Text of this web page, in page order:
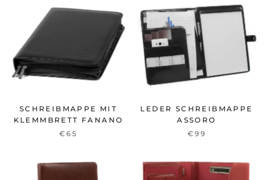
SCHREIBMAPPE MIT
KLEMMBRETT FANANO
€65
LEDER SCHREIBMAPPE
ASSORO
€99